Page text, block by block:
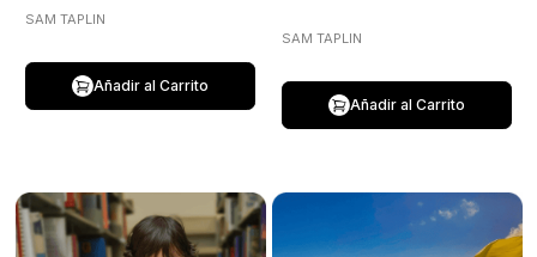
SAM TAPLIN
Añadir al Carrito
SAM TAPLIN
Añadir al Carrito